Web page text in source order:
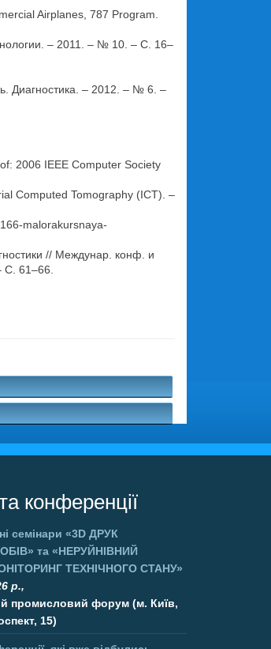
Airplanes, 787 Program.
– 2011. – № 10. – С. 16–
Диагностика. – 2012. – № 6. –
2006 IEEE Computer Society
Computed Tomography (ICT). –
malorakursnaya-
// Междунар. конф. и
С. 61–66.
конференції
семінари«3D ДРУК
та«НЕРУЙНІВНИЙ
ТЕХНІЧНОГО СТАНУ»
р.,
промисловий форум (м. Київ,
15)